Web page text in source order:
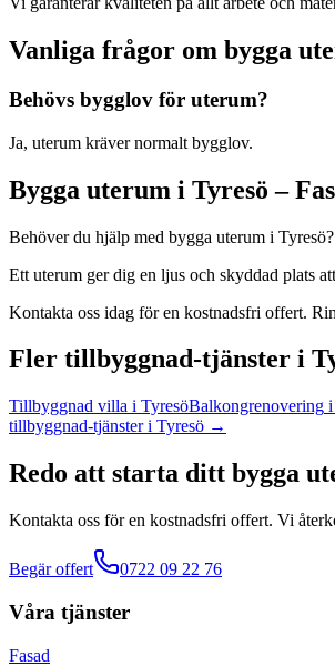
Vanliga frågor om bygga
Behövs bygglov för uterum?
Ja, uterum kräver normalt bygglov.
Bygga uterum i Tyresö –
Behöver du hjälp med bygga uterum i Tyresö
Ett uterum ger dig en ljus och skyddad plats
Kontakta oss idag för en kostnadsfri offert.
Fler tillbyggnad-tjänster i
Tillbyggnad villa i TyresöBalkongrenovering i
tillbyggnad-tjänsteri Tyresö →
Redo att starta ditt bygga
Kontakta oss för en kostnadsfri offert. Vi
Begär offert 0722 09 22 76
Våra tjänster
Fasad